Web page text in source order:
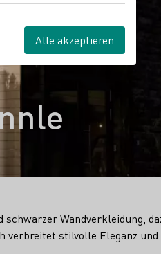
Wandverkleidung,
verbreitet stilvolle Eleganz und
Alle akzeptieren